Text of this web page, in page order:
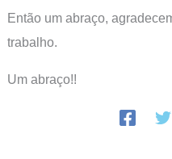
Então um abraço,
trabalho.
Um abraço!!